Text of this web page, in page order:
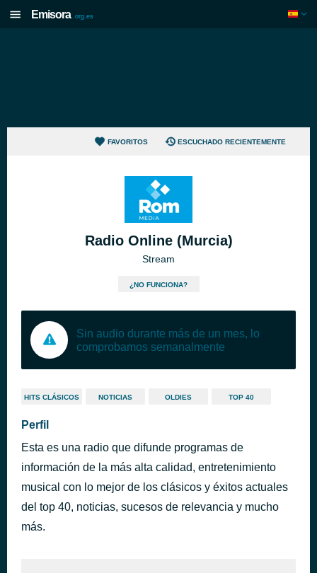
Emisora .org.es
FAVORITOS ESCUCHADO RECIENTEMENTE
Radio Online (Murcia)
Stream
¿NO FUNCIONA?
Sin audio durante más de un mes, lo
comprobamos semanalmente
HITS CLÁSICOS NOTICIAS OLDIES TOP 40
Perfil
Esta es una radio que difunde programas de
información de la más alta calidad, entretenimiento
musical con lo mejor de los clásicos y éxitos actuales
del top 40, noticias, sucesos de relevancia y mucho
más.